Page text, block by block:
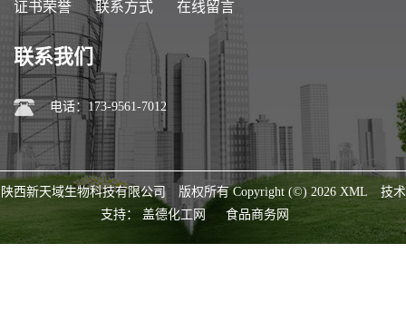
证书荣誉 联系方式 在线留言
联系我们
电话：173-9561-7012
陕西新天域生物科技有限公司 版权所有 Copyright (©) 2026 XML
技术
支持： 盖德化工网 食品商务网